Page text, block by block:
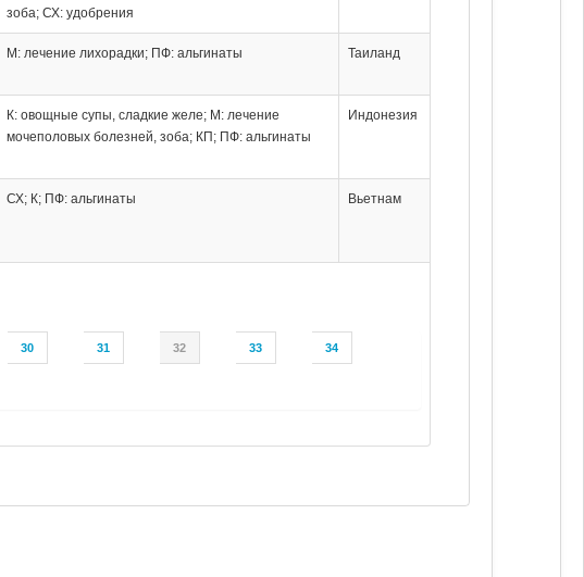
30 31 32 33 34
зоба; СХ: удобрения
М: лечение лихорадки; ПФ: альгинаты Таиланд
К: овощные супы, сладкие желе; М: лечение
мочеполовых болезней, зоба; КП; ПФ: альгинаты
Индонезия
СХ; К; ПФ: альгинаты Вьетнам